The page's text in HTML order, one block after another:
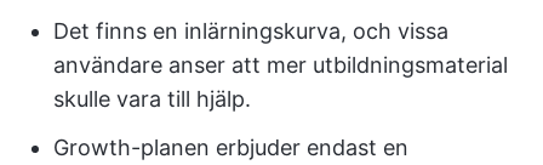
Det finns en inlärningskurva, och vissa
användare anser att mer utbildningsmaterial
skulle vara till hjälp.
Growth-planen erbjuder endast en